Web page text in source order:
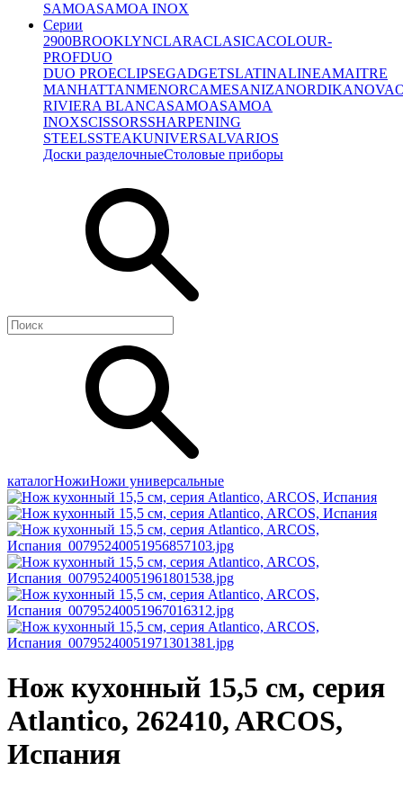
SAMOASAMOA INOX
Серии
2900BROOKLYNCLARACLASICACOLOUR-
PROFDUO
DUO PROECLIPSEGADGETSLATINALINEAMAITRE
MANHATTANMENORCAMESANIZANORDIKANOVA
RIVIERA BLANCASAMOASAMOA
INOXSCISSORSSHARPENING
STEELSSTEAKUNIVERSALVARIOS
Доски разделочныеСтоловые приборы
каталогНожиНожи универсальные
Нож кухонный 15,5 см, серия
Atlantico, 262410, ARCOS,
Испания